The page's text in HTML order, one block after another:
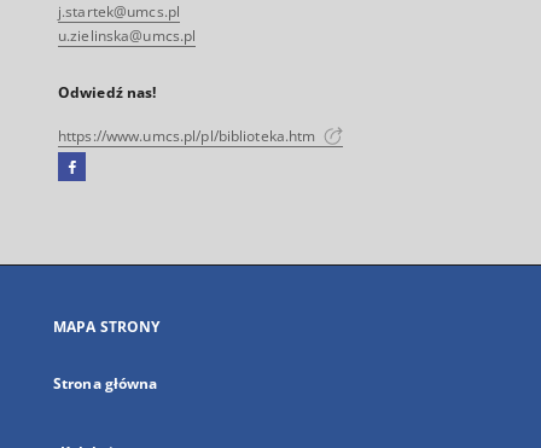
j.startek@umcs.pl
u.zielinska@umcs.pl
Odwiedź nas!
https://www.umcs.pl/pl/biblioteka.htm
Facebook
się
karcie
MAPA STRONY
Strona główna